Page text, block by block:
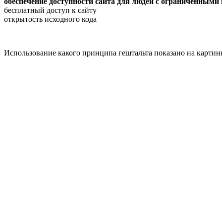
бесплатный доступ к сайту
открытость исходного кода
Использование какого принципа гештальта показано на